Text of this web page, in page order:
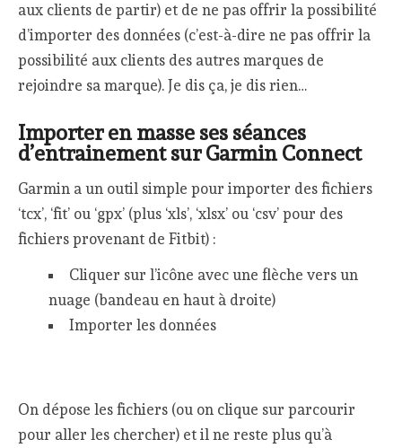
aux clients de partir) et de ne pas offrir la possibilité
d’importer des données (c’est-à-dire ne pas offrir la
possibilité aux clients des autres marques de
rejoindre sa marque). Je dis ça, je dis rien…
Importer en masse ses séances
d’entrainement sur Garmin Connect
Garmin a un outil simple pour importer des fichiers
‘tcx’, ‘fit’ ou ‘gpx’ (plus ‘xls’, ‘xlsx’ ou ‘csv’ pour des
fichiers provenant de Fitbit) :
Cliquer sur l’icône avec une flèche vers un
nuage (bandeau en haut à droite)
Importer les données
On dépose les fichiers (ou on clique sur parcourir
pour aller les chercher) et il ne reste plus qu’à